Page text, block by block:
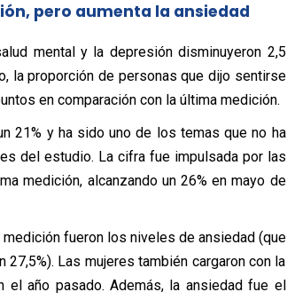
pero aumenta la ansiedad
mental y la depresión disminuyeron 2,5
la proporción de personas que dijo sentirse
en comparación con la última medición.
21% y ha sido uno de los temas que no ha
del estudio. La cifra fue impulsada por las
medición, alcanzando un 26% en mayo de
fueron los niveles de ansiedad (que
Las mujeres también cargaron con la
el año pasado. Además, la ansiedad fue el